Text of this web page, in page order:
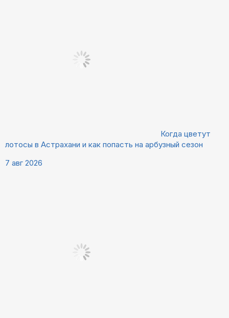
Когда цветут
лотосы в Астрахани и как попасть на арбузный сезон
7 авг 2026